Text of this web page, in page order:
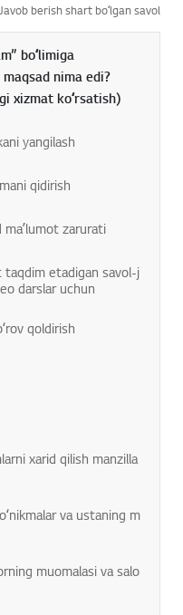
Javob berish shart boʻlgan savol
maydon
boʻlimiga
nima edi?
xizmat koʻrsatish)
yangilash
qidirish
zarurati
taqdim etadigan savol-j
darslar uchun
qoldirish
xarid qilish manzilla
va ustaning m
muomalasi va salo